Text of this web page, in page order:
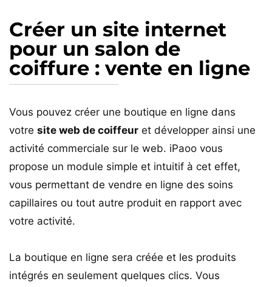
Créer un site internet
pour un salon de
coiffure : vente en ligne
Vous pouvez créer une boutique en ligne dans
votre site web de coiffeur et développer ainsi une
activité commerciale sur le web. iPaoo vous
propose un module simple et intuitif à cet effet,
vous permettant de vendre en ligne des soins
capillaires ou tout autre produit en rapport avec
votre activité.
La boutique en ligne sera créée et les produits
intégrés en seulement quelques clics. Vous